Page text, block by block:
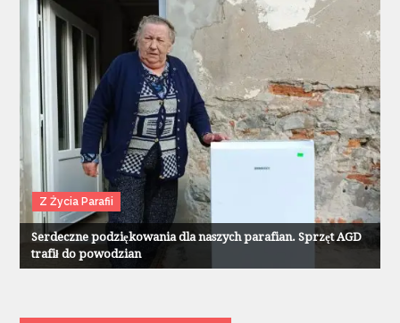
Z Życia Parafii
Serdeczne podziękowania dla naszych parafian. Sprzęt AGD
trafił do powodzian